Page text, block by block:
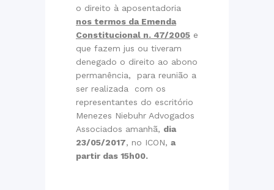
o direito à aposentadoria
nos termos da Emenda
Constitucional n. 47/2005 e
que fazem jus ou tiveram
denegado o direito ao abono
permanência, para reunião a
ser realizada com os
representantes do escritório
Menezes Niebuhr Advogados
Associados amanhã, dia
23/05/2017, no ICON, a
partir das 15h00.